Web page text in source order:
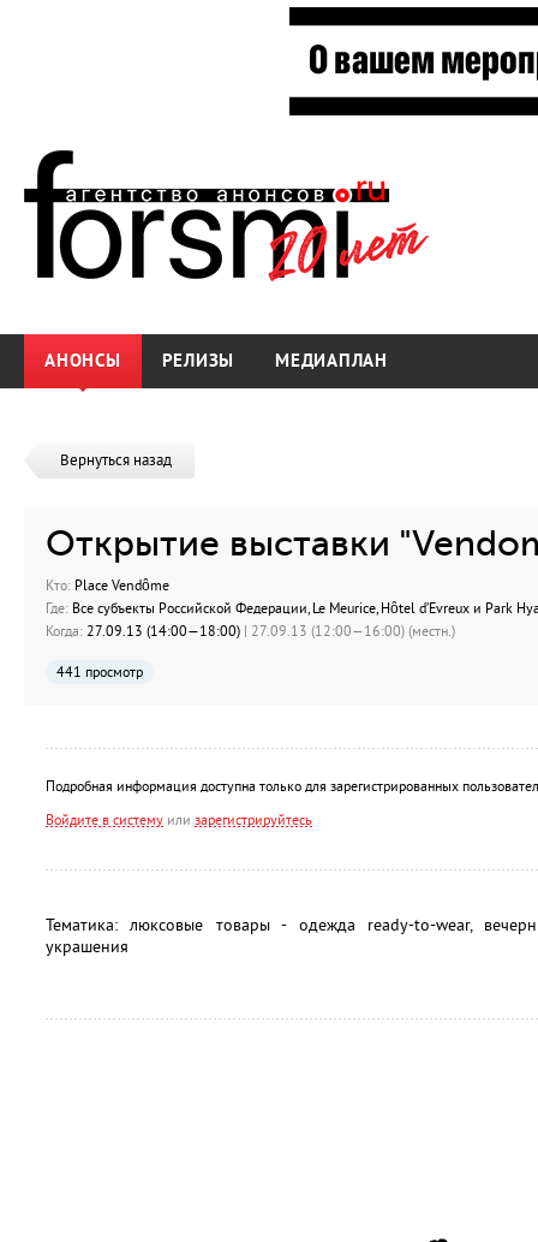
АНОНСЫ РЕЛИЗЫ МЕДИАПЛАН
Вернуться назад
Открытие выставки
Кто: Place Vendôme
Где: Все субъекты Российской Федерации, Le Meurice, Hôtel d’Evreux и Park
Когда: 27.09.13 (14:00—18:00) | 27.09.13 (12:00—16:00) (местн.)
441 просмотр
Подробная информация доступна только для зарегистрированных
Войдите в систему или зарегистрируйтесь
Тематика: люксовые товары - одежда ready-to-wear,
украшения